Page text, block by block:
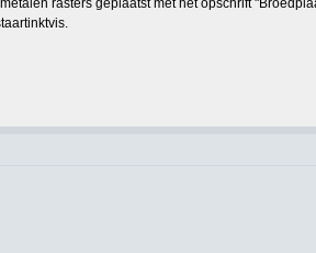
rasters geplaatst met het opschrift